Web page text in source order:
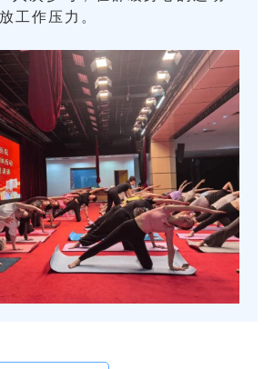
工作压力。